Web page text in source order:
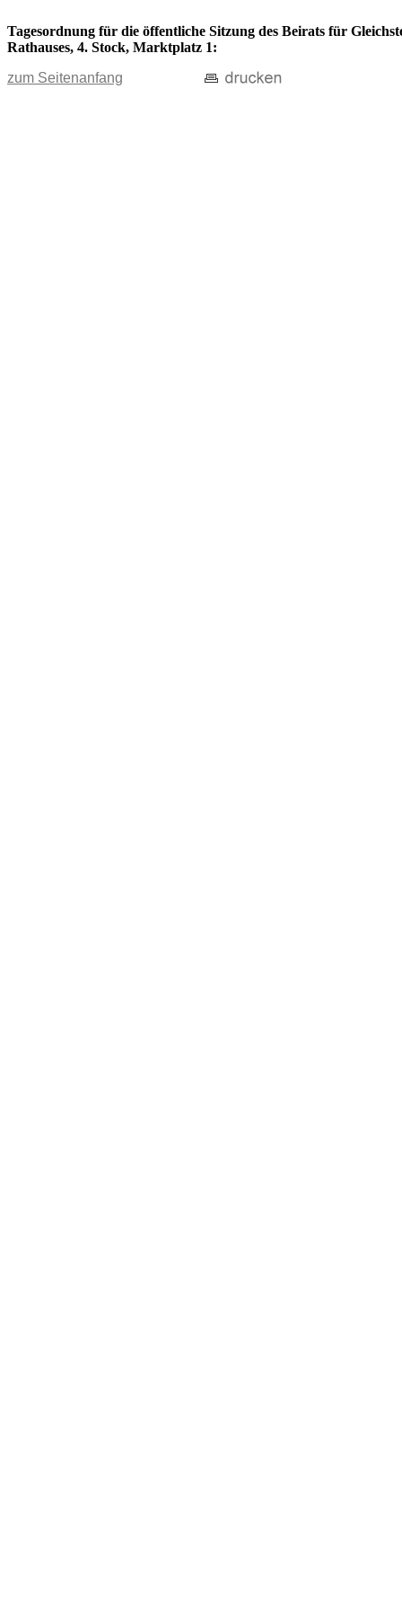
Tagesordnung für die öffentliche Sitzung des Beirats für
Rathauses, 4. Stock, Marktplatz 1:
zum Seitenanfang